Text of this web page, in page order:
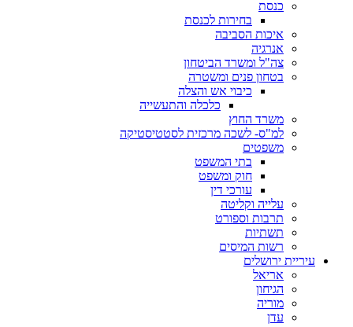
כנסת
בחירות לכנסת
איכות הסביבה
אנרגיה
צה"ל ומשרד הביטחון
בטחון פנים ומשטרה
כיבוי אש והצלה
כלכלה והתעשייה
משרד החוץ
למ"ס- לשכה מרכזית לסטטיסטיקה
משפטים
בתי המשפט
חוק ומשפט
עורכי דין
עלייה וקליטה
תרבות וספורט
תשתיות
רשות המיסים
עיריית ירושלים
אריאל
הגיחון
מוריה
עדן